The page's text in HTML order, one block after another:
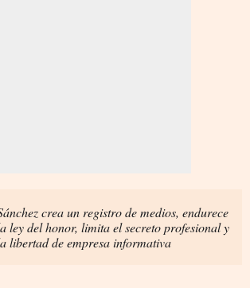
crea un registro de medios, endurece
ley del honor, limita el secreto profesional y
libertad de empresa informativa